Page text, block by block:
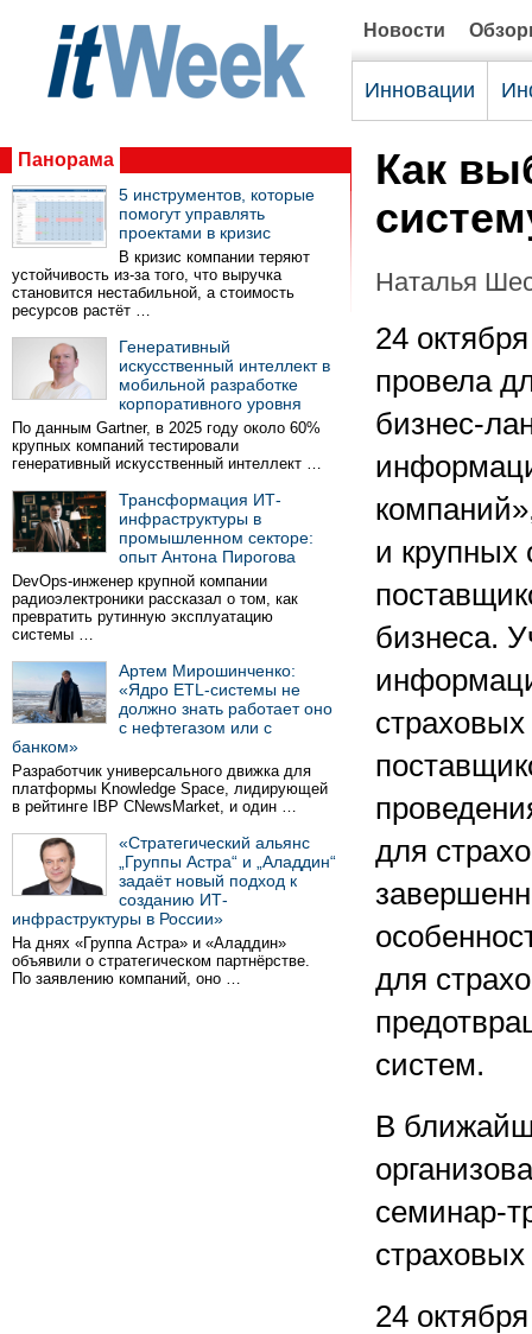
Новости
Инновации
Панорама
5 инструментов, которые
помогут управлять
проектами в кризис
В кризис компании теряют
устойчивость из-за того, что выручка
становится нестабильной, а стоимость
ресурсов растёт …
Генеративный
искусственный интеллект в
мобильной разработке
корпоративного уровня
По данным Gartner, в 2025 году около 60%
крупных компаний тестировали
генеративный искусственный интеллект …
Трансформация ИТ-
инфраструктуры в
промышленном секторе:
опыт Антона Пирогова
DevOps-инженер крупной компании
радиоэлектроники рассказал о том, как
превратить рутинную эксплуатацию
системы …
Артем Мирошинченко:
«Ядро ETL-системы не
должно знать работает оно
с нефтегазом или с
банком»
Разработчик универсального движка для
платформы Knowledge Space, лидирующей
в рейтинге IBP CNewsMarket, и один …
«Стратегический альянс
„Группы Астра“ и „Аладдин“
задаёт новый подход к
созданию ИТ-
инфраструктуры в России»
На днях «Группа Астра» и «Аладдин»
объявили о стратегическом партнёрстве.
По заявлению компаний, оно …
Как
Наталья
24
провела
бизнес-
и крупных
бизнеса.
для
для
систем.
В
семинар-
24